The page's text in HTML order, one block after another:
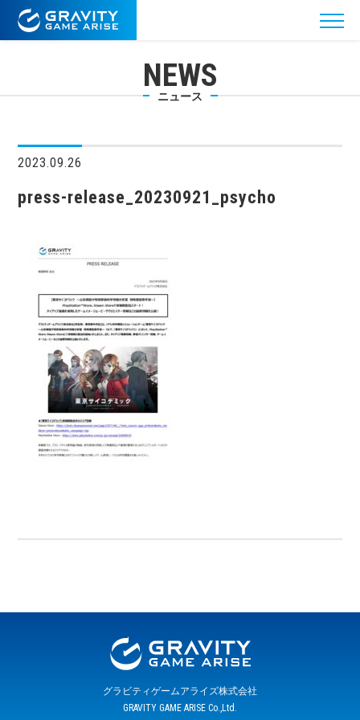
NEWS
ニュース
2023.09.26
press-release_20230921_psycho
グラビティゲームアライズ株式会社
GRAVITY GAME ARISE Co.,Ltd.